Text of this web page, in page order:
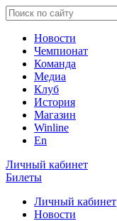
Новости
Чемпионат
Команда
Медиа
Клуб
История
Магазин
Winline
En
Личный кабинет
Билеты
Личный кабинет
Новости